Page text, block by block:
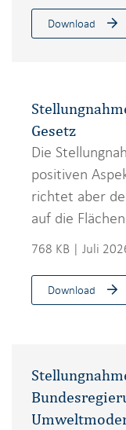
Download
Gesetz
Die
positiven
richtet aber
auf die
768 KB | Juli
Download